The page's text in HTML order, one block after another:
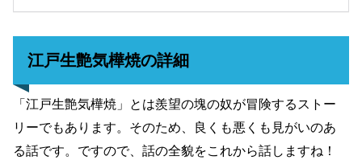
江戸生艶気樺焼の詳細
「江戸生艶気樺焼」とは羨望の塊の奴が冒険するストー
リーでもあります。そのため、良くも悪くも見がいのあ
る話です。ですので、話の全貌をこれから話しますね！